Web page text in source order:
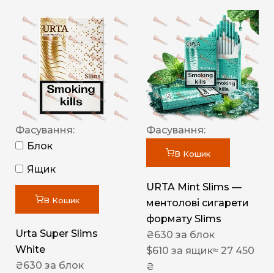
Фасування:
Блок
Ящик
В Кошик
Urta Super Slims
White
₴630 за блок
Фасування:
В Кошик
URTA Mint Slims —
ментолові сигарети
формату Slims
₴630 за блок
$610 за ящик≈ 27 450
₴